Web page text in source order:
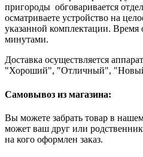
пригороды обговаривается
осматриваете устройство на
указанной комплектации. Время
минутами.
Доставка осуществляется
"Хороший", "Отличный",
Самовывоз из магазина:
Вы можете забрать товар в
может ваш друг или
на кого оформлен заказ.